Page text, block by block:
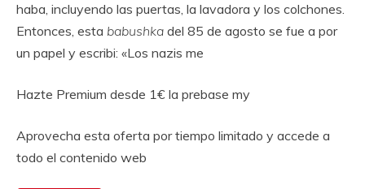
haba, incluyendo las puertas, la lavadora y los colchones.
Entonces, esta babushka del 85 de agosto se fue a por
un papel y escribi: «Los nazis me
Hazte Premium desde 1€ la prebase my
Aprovecha esta oferta por tiempo limitado y accede a
todo el contenido web